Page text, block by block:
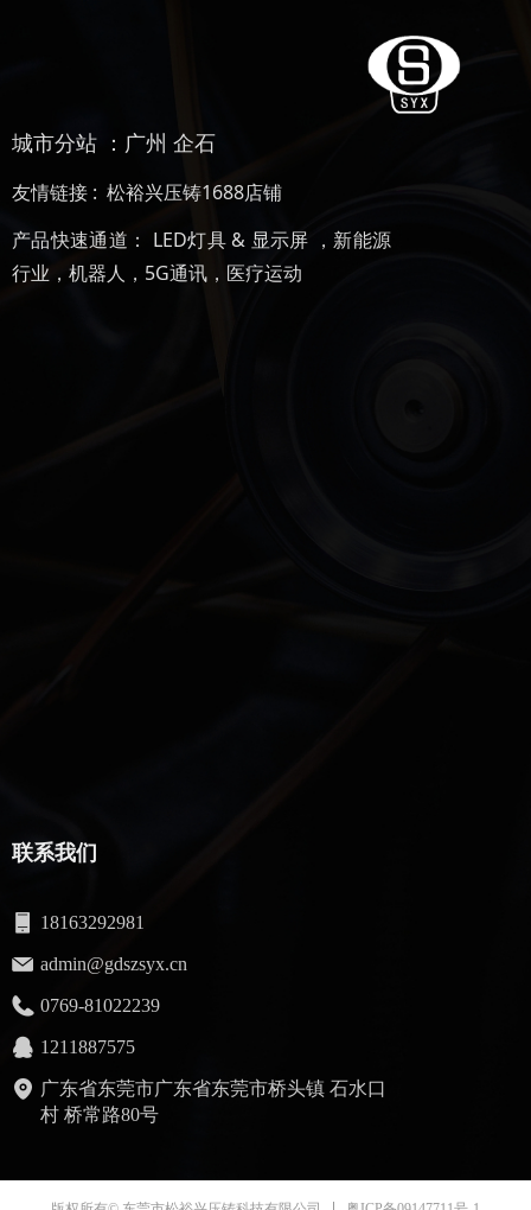
18163292981
admin@gdszsyx.cn
0769-81022239
1211887575
广东省东莞市广东省东莞市桥头镇 石水口
村 桥常路80号
联系我们
城市分站 ： 广州 企石
友情链接 : 松裕兴压铸1688店铺
产品快速通道： LED灯具 & 显示屏 ， 新能源
行业 ， 机器人 ， 5G通讯 ， 医疗运动